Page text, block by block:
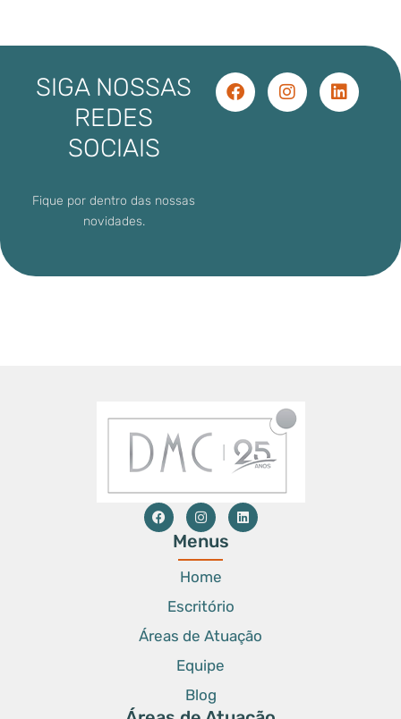
SIGA NOSSAS
REDES
SOCIAIS
Fique por dentro das nossas
novidades.
Menus
Home
Escritório
Áreas de Atuação
Equipe
Blog